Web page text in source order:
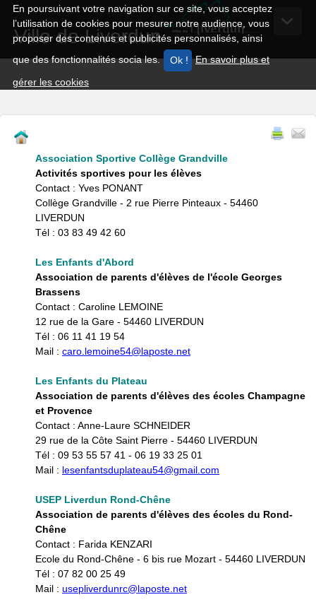
En poursuivant votre navigation sur ce site, vous acceptez
l’utilisation de cookies pour mesurer notre audience, vous
proposer des contenus et publicités personnalisés, ainsi
que des fonctionnalités socia les.
En savoir plus et
gérer les cookies
Ville de Liverdun
Association Sportive Collège Grandville
Activités sportives pour les élèves
Contact : Yves PONANT
Collège Grandville - 2 rue Pierre Pinteaux - 54460
LIVERDUN
Tél : 03 83 49 42 60
Les Enfants d'Abord
Association de parents d'élèves de l'école Georges
Brassens
Contact : Caroline LEMOINE
12 rue de la Gare - 54460 LIVERDUN​
Tél : 06 11 41 19 54
Mail : caro.lemoine54@laposte.net
Les Enfants du Plateau
Association de parents d'élèves des écoles Champagne
et Provence
Contact : Anne-Laure SCHNEIDER
29 rue de la Côte Saint Pierre - 54460 LIVERDUN​
Tél : 09 53 55 57 41 - 06 19 33 25 01
Mail : lesenfantsduplateau54@gmail.com
USEP Liverdun Rond-Chêne
Association de parents d'élèves des écoles du Rond-
Chêne
Contact : Farida KENZARI
Ecole du Rond-Chêne - 6 bis rue Mozart - 54460 LIVERDUN​
Tél : 07 82 00 25 49
Mail : usepliverdunrc@laposte.net